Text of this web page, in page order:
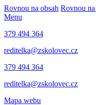
Rovnou na obsah Rovnou na
Menu
379 494 364
reditelka@zskolovec.cz
379 494 364
reditelka@zskolovec.cz
Mapa webu